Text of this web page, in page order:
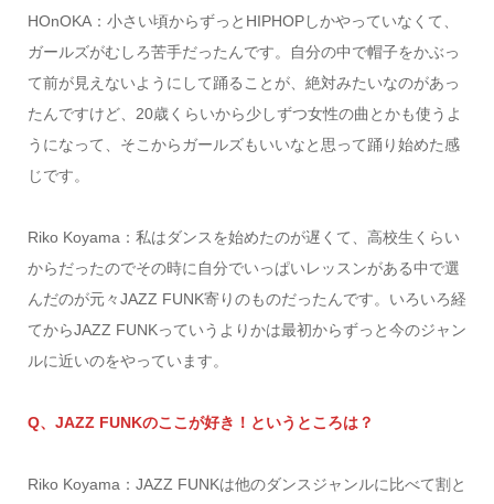
HOnOKA：小さい頃からずっとHIPHOPしかやっていなくて、
ガールズがむしろ苦手だったんです。自分の中で帽子をかぶっ
て前が見えないようにして踊ることが、絶対みたいなのがあっ
たんですけど、20歳くらいから少しずつ女性の曲とかも使うよ
うになって、そこからガールズもいいなと思って踊り始めた感
じです。
Riko Koyama：私はダンスを始めたのが遅くて、高校生くらい
からだったのでその時に自分でいっぱいレッスンがある中で選
んだのが元々JAZZ FUNK寄りのものだったんです。いろいろ経
てからJAZZ FUNKっていうよりかは最初からずっと今のジャン
ルに近いのをやっています。
Q、JAZZ FUNKのここが好き！というところは？
Riko Koyama：JAZZ FUNKは他のダンスジャンルに比べて割と